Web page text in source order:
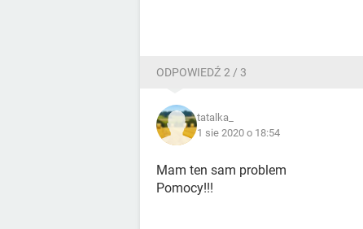
ODPOWIEDŹ 2 / 3
tatalka_
1 sie 2020 o 18:54
Mam ten sam problem
Pomocy!!!